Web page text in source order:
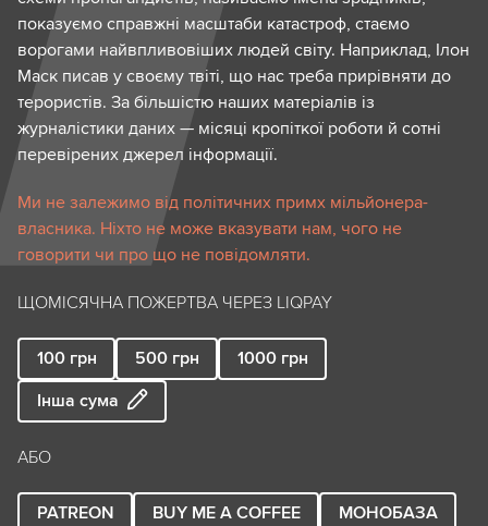
показуємо справжні масштаби катастроф, стаємо
ворогами найвпливовіших людей світу. Наприклад, Ілон
Маск писав у своєму твіті, що нас треба прирівняти до
терористів. За більшістю наших матеріалів із
журналістики даних — місяці кропіткої роботи й сотні
перевірених джерел інформації.
Ми не залежимо від політичних примх мільйонера-
власника. Ніхто не може вказувати нам, чого не
говорити чи про що не повідомляти.
ЩОМІСЯЧНА ПОЖЕРТВА ЧЕРЕЗ LIQPAY
100 грн 500 грн 1000 грн
Інша сума
АБО
PATREON BUY ME A COFFEE
МОНОБАЗА